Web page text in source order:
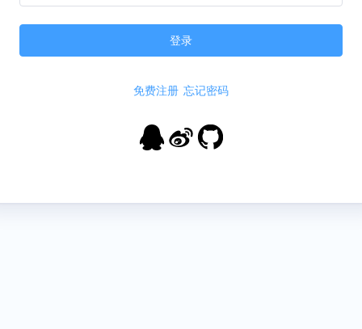
登录
免费注册 忘记密码